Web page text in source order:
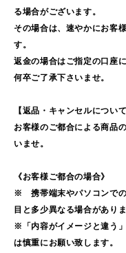
る場合がございます。
その場合は、速やかにお客
す。
返金の場合はご指定の口座
何卒ご了承下さいませ。
【返品・キャンセルについて
お客様のご都合による商品
いませ。
《お客様ご都合の場合》
※ 携帯端末やパソコンでの
目と多少異なる場合があり
※「内容がイメージと違う
は慎重にお願い致します。